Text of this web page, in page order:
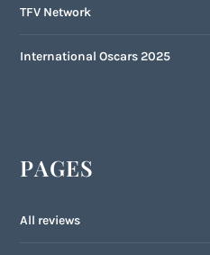
TFV Network
International Oscars 2025
PAGES
All reviews